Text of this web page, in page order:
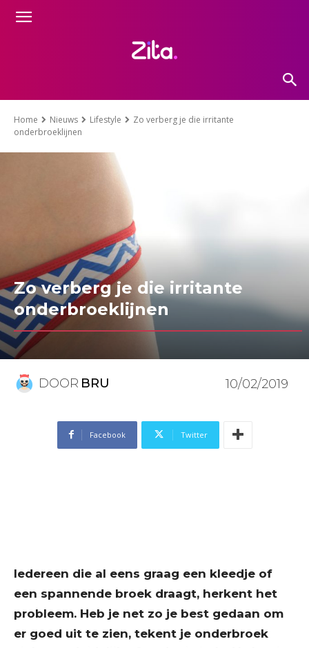
Home Nieuws Lifestyle
Zo verberg je die irritante
onderbroeklijnen
Zo verberg je die irritante
onderbroeklijnen
DOOR BRU 10/02/2019
Facebook Twitter
Iedereen die al eens graag een kleedje of
een spannende broek draagt, herkent het
probleem. Heb je net zo je best gedaan om
er goed uit te zien, tekent je onderbroek